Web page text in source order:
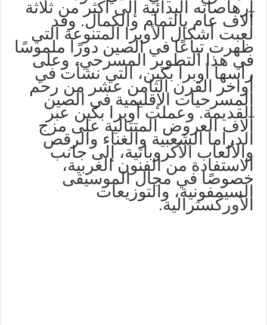
إرهاصاته البدائية إلى أكثر من ثلاثة
آلاف عام بالتمام والكمال. وقد
لعبت أشكال الأوبرا المتنوعة التي
ظهرت تباعًا في الصين دورًا ملموسًا
في هذا التطوير المسرحي، وعلى
رأسها أوبرا بكين، التي نشأت في
أواخر القرن الثامن عشر من رحم
المسرحيات الإقليمية في الصين
القديمة. وعملت أوبرا بكين عبر
آلاف العروض المتتالية على مزج
الدراما الشعبية والغناء والرقص
والألعاب الأكروباتية، إلى جانب
الاستفادة من الفنون الغربية،
خصوصًا في مجال الموسيقى
السيمفونية، والتوزيعات
الأوركسترالية.